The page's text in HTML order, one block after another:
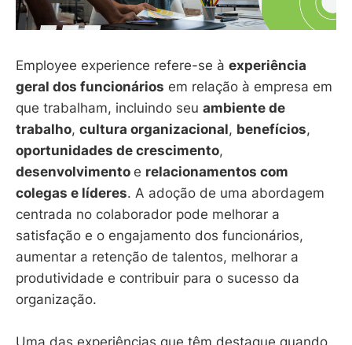
Employee experience refere-se à experiência
geral dos funcionários em relação à empresa em
que trabalham, incluindo seu ambiente de
trabalho, cultura organizacional, benefícios,
oportunidades de crescimento,
desenvolvimento e relacionamentos com
colegas e líderes. A adoção de uma abordagem
centrada no colaborador pode melhorar a
satisfação e o engajamento dos funcionários,
aumentar a retenção de talentos, melhorar a
produtividade e contribuir para o sucesso da
organização.
Uma das experiências que têm destaque quando